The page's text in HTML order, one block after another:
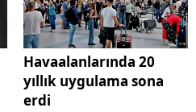
Havaalanlarında 20
yıllık uygulama sona
erdi